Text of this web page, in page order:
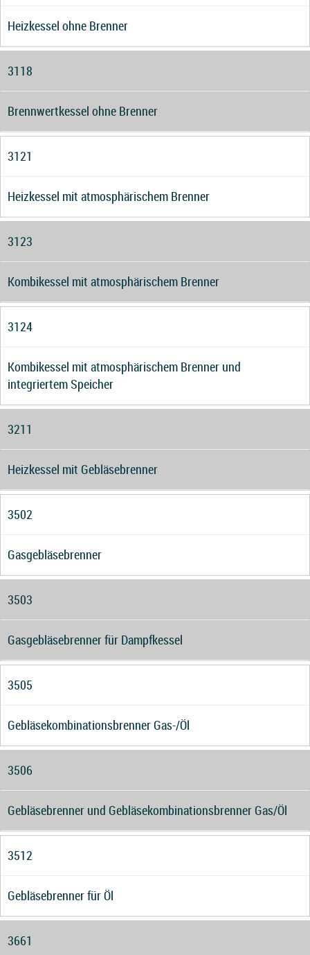
Heizkessel ohne Brenner
3118
Brennwertkessel ohne Brenner
3121
Heizkessel mit atmosphärischem Brenner
3123
Kombikessel mit atmosphärischem Brenner
3124
Kombikessel mit atmosphärischem Brenner und
integriertem Speicher
3211
Heizkessel mit Gebläsebrenner
3502
Gasgebläsebrenner
3503
Gasgebläsebrenner für Dampfkessel
3505
Gebläsekombinationsbrenner Gas-/Öl
3506
Gebläsebrenner und Gebläsekombinationsbrenner Gas/Öl
3512
Gebläsebrenner für Öl
3661